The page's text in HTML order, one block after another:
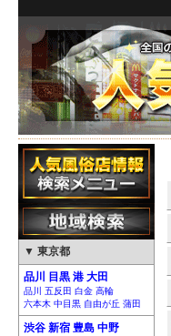
▼ 東京都
品川 目黒 港 大田
品川 五反田 白金 高輪
六本木 中目黒 自由が丘 蒲田
渋谷 新宿 豊島 中野